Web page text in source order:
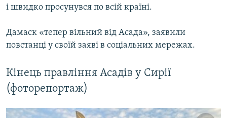
і швидко просунувся по всій країні.
Дамаск «тепер вільний від Асада», заявили
повстанці у своїй заяві в соціальних мережах.
Кінець правління Асадів у Сирії
(фоторепортаж)